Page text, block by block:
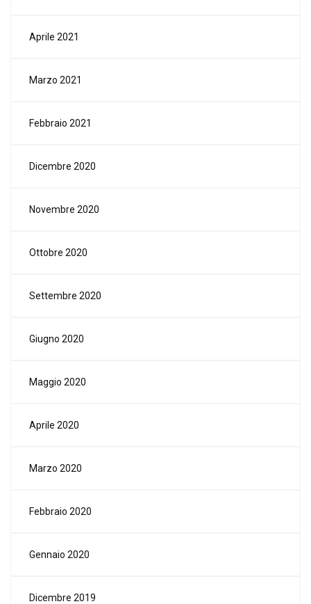
Aprile 2021
Marzo 2021
Febbraio 2021
Dicembre 2020
Novembre 2020
Ottobre 2020
Settembre 2020
Giugno 2020
Maggio 2020
Aprile 2020
Marzo 2020
Febbraio 2020
Gennaio 2020
Dicembre 2019